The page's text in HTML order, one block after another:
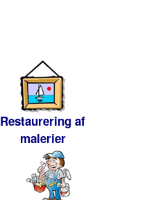
Restaurering af
malerier